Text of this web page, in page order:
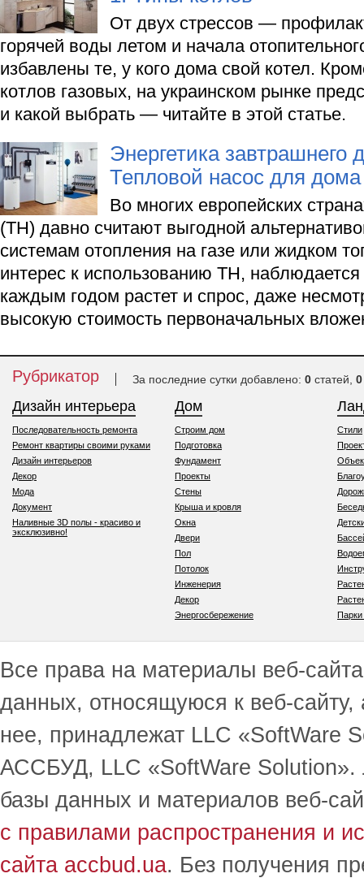
От двух стрессов —
горячей воды летом и начала
избавлены те, у кого дома свой котел.
котлов газовых, на украинском рынке
и какой выбрать — читайте в этой статье.
Энергетика завтрашнего
Тепловой насос для дома
Во многих европейских
(ТН) давно считают выгодной
системам отопления на газе или жидком
интерес к использованию ТН,
каждым годом растет и спрос, даже
высокую стоимость первоначальных
Рубрикатор За последние сутки добавлено: 0 статей, 0
Дизайн интерьера
Последовательность ремонта
Ремонт квартиры своими руками
Дизайн интерьеров
Декор
Мода
Документ
Наливные 3D полы - красиво и
эксклюзивно!
Дом
Строим дом
Подготовка
Фундамент
Проекты
Стены
Крыша и кровля
Окна
Двери
Пол
Потолок
Инженерия
Декор
Энергосбережение
Стили
Все права на материалы веб-
данных, относящуюся к веб-
нее, принадлежат LLC
АССБУД, LLC «SoftWare Solution».
базы данных и материалов веб-
с правилами распространения и
сайта accbud.ua. Без получения